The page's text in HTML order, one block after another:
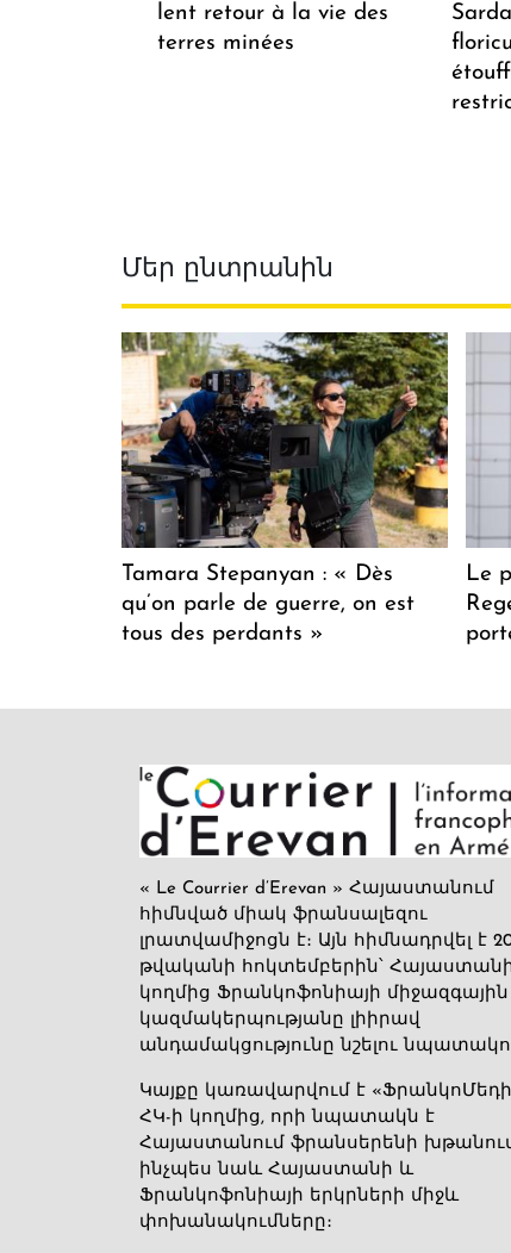
lent retour à la vie des
terres minées
Մեր ընտրանին
Tamara Stepanyan : « Dès
qu’on parle de guerre, on est
tous des perdants »
Le
« Le Courrier d’Erevan » Հայաստանում
հիմնված միակ ֆրանսալեզու
լրատվամիջոցն է։ Այն հիմնադրվել է
թվականի հոկտեմբերին՝
կողմից Ֆրանկոֆոնիայի միջազգային
կազմակերպությանը լիիրավ
անդամակցությունը նշելու
Կայքը կառավարվում է
ՀԿ-ի կողմից, որի նպատակն է
Հայաստանում ֆրանսերենի
ինչպես նաև Հայաստանի և
Ֆրանկոֆոնիայի երկրների միջև
փոխանակումները։